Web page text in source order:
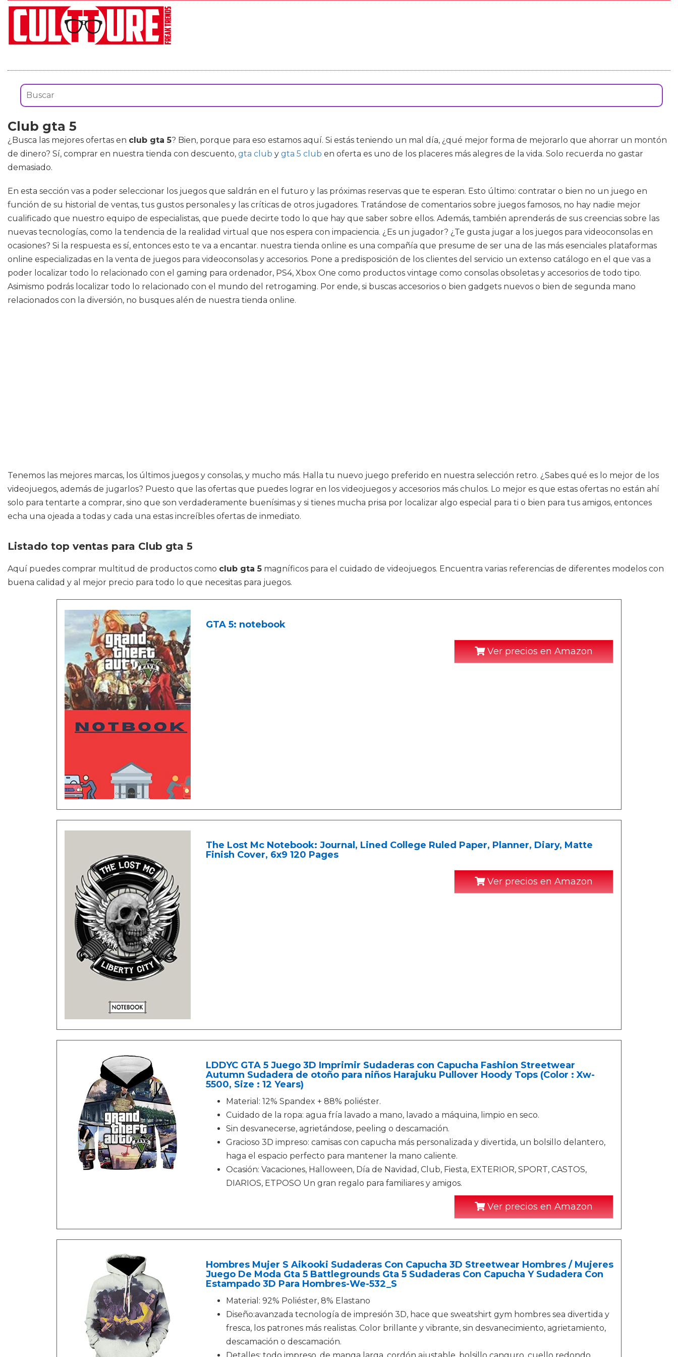
Club gta 5
¿Busca las mejores ofertas en club gta 5? Bien, porque para eso estamos aquí. Si estás teniendo un mal día, ¿qué mejor forma de mejorarlo que ahorrar un montón
de dinero? Sí, comprar en nuestra tienda con descuento, gta club y gta 5 club en oferta es uno de los placeres más alegres de la vida. Solo recuerda no gastar
demasiado.
En esta sección vas a poder seleccionar los juegos que saldrán en el futuro y las próximas reservas que te esperan. Esto último: contratar o bien no un juego en
función de su historial de ventas, tus gustos personales y las críticas de otros jugadores. Tratándose de comentarios sobre juegos famosos, no hay nadie mejor
cualificado que nuestro equipo de especialistas, que puede decirte todo lo que hay que saber sobre ellos. Además, también aprenderás de sus creencias sobre las
nuevas tecnologías, como la tendencia de la realidad virtual que nos espera con impaciencia. ¿Es un jugador? ¿Te gusta jugar a los juegos para videoconsolas en
ocasiones? Si la respuesta es sí, entonces esto te va a encantar. nuestra tienda online es una compañía que presume de ser una de las más esenciales plataformas
online especializadas en la venta de juegos para videoconsolas y accesorios. Pone a predisposición de los clientes del servicio un extenso catálogo en el que vas a
poder localizar todo lo relacionado con el gaming para ordenador, PS4, Xbox One como productos vintage como consolas obsoletas y accesorios de todo tipo.
Asimismo podrás localizar todo lo relacionado con el mundo del retrogaming. Por ende, si buscas accesorios o bien gadgets nuevos o bien de segunda mano
relacionados con la diversión, no busques alén de nuestra tienda online.
Tenemos las mejores marcas, los últimos juegos y consolas, y mucho más. Halla tu nuevo juego preferido en nuestra selección retro. ¿Sabes qué es lo mejor de los
videojuegos, además de jugarlos? Puesto que las ofertas que puedes lograr en los videojuegos y accesorios más chulos. Lo mejor es que estas ofertas no están ahí
solo para tentarte a comprar, sino que son verdaderamente buenísimas y si tienes mucha prisa por localizar algo especial para ti o bien para tus amigos, entonces
echa una ojeada a todas y cada una estas increíbles ofertas de inmediato.
Listado top ventas para Club gta 5
Aquí puedes comprar multitud de productos como club gta 5 magníficos para el cuidado de videojuegos. Encuentra varias referencias de diferentes modelos con
buena calidad y al mejor precio para todo lo que necesitas para juegos.
GTA 5: notebook
Ver precios en Amazon
The Lost Mc Notebook: Journal, Lined College Ruled Paper, Planner, Diary, Matte
Finish Cover, 6x9 120 Pages
Ver precios en Amazon
LDDYC GTA 5 Juego 3D Imprimir Sudaderas con Capucha Fashion Streetwear
Autumn Sudadera de otoño para niños Harajuku Pullover Hoody Tops (Color : Xw-
5500, Size : 12 Years)
Material: 12% Spandex + 88% poliéster.
Cuidado de la ropa: agua fría lavado a mano, lavado a máquina, limpio en seco.
Sin desvanecerse, agrietándose, peeling o descamación.
Gracioso 3D impreso: camisas con capucha más personalizada y divertida, un bolsillo delantero,
haga el espacio perfecto para mantener la mano caliente.
Ocasión: Vacaciones, Halloween, Día de Navidad, Club, Fiesta, EXTERIOR, SPORT, CASTOS,
DIARIOS, ETPOSO Un gran regalo para familiares y amigos.
Ver precios en Amazon
Hombres Mujer S Aikooki Sudaderas Con Capucha 3D Streetwear Hombres / Mujeres
Juego De Moda Gta 5 Battlegrounds Gta 5 Sudaderas Con Capucha Y Sudadera Con
Estampado 3D Para Hombres-We-532_S
Material: 92% Poliéster, 8% Elastano
Diseño:avanzada tecnología de impresión 3D, hace que sweatshirt gym hombres sea divertida y
fresca, los patrones más realistas. Color brillante y vibrante, sin desvanecimiento, agrietamiento,
descamación o descamación.